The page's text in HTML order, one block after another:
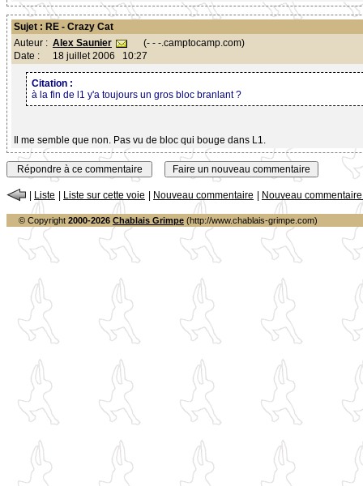
Sujet : RE - Crazy Cat
Auteur : Alex Saunier
(- - -.camptocamp.com)
Date :
18 juillet 2006 10:27
Citation :
à la fin de l1 y'a toujours un gros bloc branlant ?
Il me semble que non. Pas vu de bloc qui bouge dans L1.
Liste Liste sur cette voie Nouveau commentaire Nouveau
© Copyright 2000-2026 Chablais Grimpe (http://www.chablais-grimpe.com)